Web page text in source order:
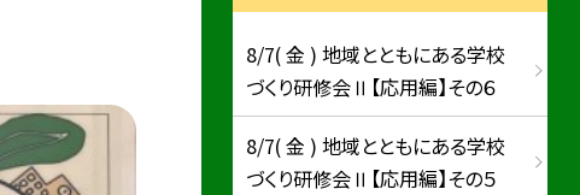
8/7( 金 ) 地域とともにある学校
づくり研修会Ⅱ【応用編】その６
8/7( 金 ) 地域とともにある学校
づくり研修会Ⅱ【応用編】その５